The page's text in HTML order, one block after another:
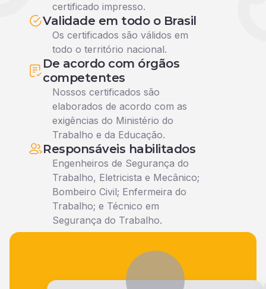
certificado impresso.
Validade em todo o Brasil
Os certificados são válidos em
todo o território nacional.
De acordo com órgãos
competentes
Nossos certificados são
elaborados de acordo com as
exigências do Ministério do
Trabalho e da Educação.
Responsáveis habilitados
Engenheiros de Segurança do
Trabalho, Eletricista e Mecânico;
Bombeiro Civil; Enfermeira do
Trabalho; e Técnico em
Segurança do Trabalho.
Veja o que nossos alunos falam